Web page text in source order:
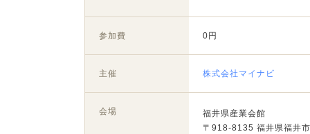
参加費 0円
主催 株式会社マイナビ
会場
福井県産業会館
〒918-8135 福井県福井